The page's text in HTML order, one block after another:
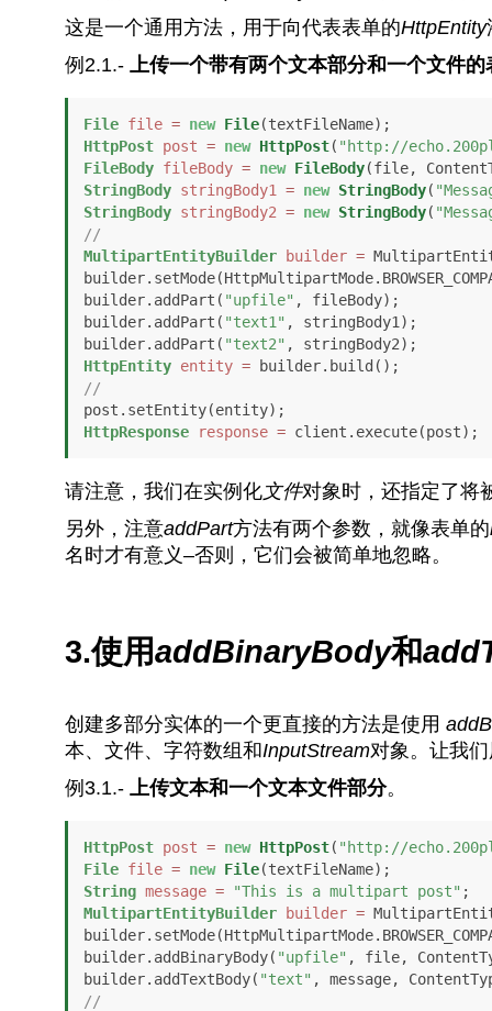
这是一个通用方法，用于向代表表单的HttpEntity
例2.1.- 上传一个带有两个文本部分和一个文件的
File file = new File
HttpPost post = new HttpPost( "http://
FileBody fileBody = new FileBody
StringBody stringBody1 = new StringBody(
StringBody stringBody2 = new StringBody(
//
MultipartEntityBuilder
builder =
builder.addPart( "upfile" , fileBody);
builder.addPart( "text1" , stringBody1);
builder.addPart( "text2"
HttpEntity entity =
//
HttpResponse
response = client.execute(post);
请注意，我们在实例化文件对象时，还指定了将
另外，注意addPart方法有两个参数，就像表单的
名时才有意义–否则，它们会被简单地忽略。
3.使用addBinaryBody和
创建多部分实体的一个更直接的方法是使用
本、文件、字符数组和InputStream对象。让我
例3.1.-
上传文本和一个文本文件部分。
HttpPost post = new HttpPost( "http://
File file = new File
String message = "This is a multipart post"
MultipartEntityBuilder
builder =
builder.addBinaryBody( "upfile" , file,
builder.addTextBody( "text"
//